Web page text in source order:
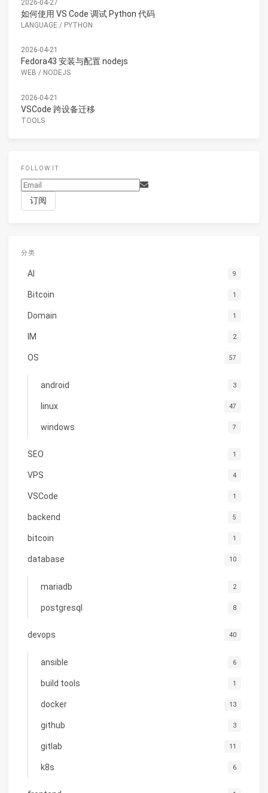
2026-04-27
如何使用 VS Code 调试 Python 代码
LANGUAGE / PYTHON
2026-04-21
Fedora43 安装与配置 nodejs
WEB / NODEJS
2026-04-21
VSCode 跨设备迁移
TOOLS
FOLLOW.IT
分类
AI 9
Bitcoin 1
Domain 1
IM 2
OS 57
android 3
linux 47
windows 7
SEO 1
VPS 4
VSCode 1
backend 5
bitcoin 1
database 10
mariadb 2
postgresql 8
devops 40
ansible 6
build tools 1
docker 13
github 3
gitlab 11
k8s 6